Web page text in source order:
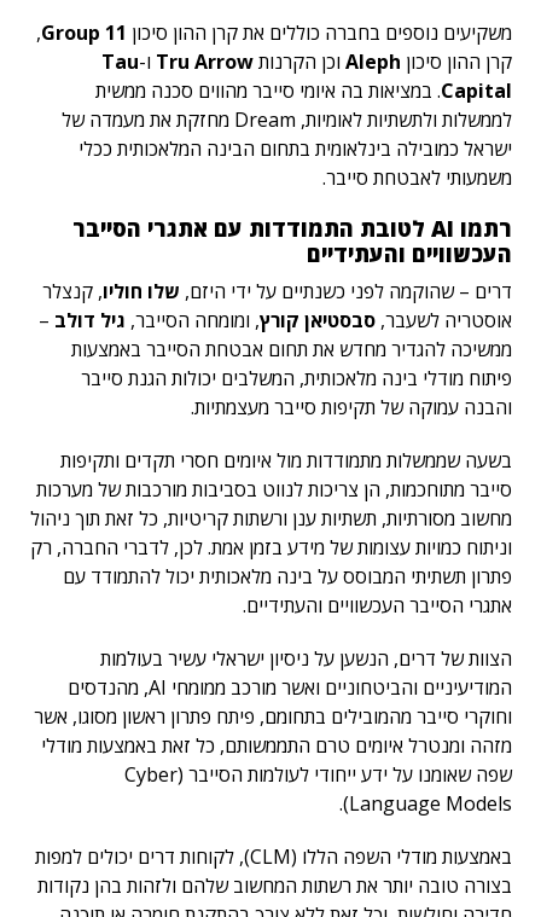
משקיעים נוספים בחברה כוללים את קרן ההון סיכון Group 11
,
קרן ההון סיכון Aleph וכן הקרנותTru Arrow ו-Tau
Capital. במציאות בה איומי סייבר מהווים סכנה ממשית
לממשלות ולתשתיות לאומיות, Dream מחזקת את מעמדה של
ישראל כמובילה בינלאומית בתחום הבינה המלאכותית ככלי
משמעותי לאבטחת סייבר.
רתמו AI לטובת התמודדות עם אתגרי הסייבר
העכשוויים והעתידיים
דרים – שהוקמה לפני כשנתיים על ידי היזם, שלו חוליו, קנצלר
אוסטריה לשעבר, סבסטיאן קורץ, ומומחה הסייבר, גיל דולב –
ממשיכה להגדיר מחדש את תחום אבטחת הסייבר באמצעות
פיתוח מודלי בינה מלאכותית, המשלבים יכולות הגנת סייבר
והבנה עמוקה של תקיפות סייבר מעצמתיות.
בשעה שממשלות מתמודדות מול איומים חסרי תקדים ותקיפות
סייבר מתוחכמות, הן צריכות לנווט בסביבות מורכבות של מערכות
מחשוב מסורתיות, תשתיות ענן ורשתות קריטיות, כל זאת תוך ניהול
וניתוח כמויות עצומות של מידע בזמן אמת. לכן, לדברי החברה, רק
פתרון תשתיתי המבוסס על בינה מלאכותית יכול להתמודד עם
אתגרי הסייבר העכשוויים והעתידיים.
הצוות של דרים, הנשען על ניסיון ישראלי עשיר בעולמות
המודיעיניים והביטחוניים ואשר מורכב ממומחי AI, מהנדסים
וחוקרי סייבר מהמובילים בתחומם, פיתח פתרון ראשון מסוגו, אשר
מזהה ומנטרל איומים טרם התממשותם, כל זאת באמצעות מודלי
שפה שאומנו על ידע ייחודי לעולמות הסייבר (Cyber
Language Models).
באמצעות מודלי השפה הללו (CLM), לקוחות דרים יכולים למפות
בצורה טובה יותר את רשתות המחשוב שלהם ולזהות בהן נקודות